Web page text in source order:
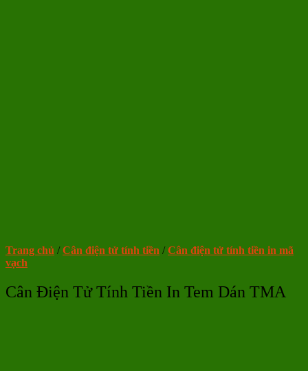
Trang chủ / Cân điện tử tính tiền / Cân điện tử tính tiền in mã
vạch
Cân Điện Tử Tính Tiền In Tem Dán TMA